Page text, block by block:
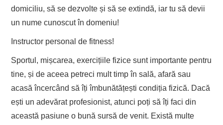
domiciliu, să se dezvolte și să se extindă, iar tu să devii
un nume cunoscut în domeniu!
Instructor personal de fitness!
Sportul, mișcarea, exercițiile fizice sunt importante pentru
tine, și de aceea petreci mult timp în sală, afară sau
acasă încercând să îți îmbunătățești condiția fizică. Dacă
ești un adevărat profesionist, atunci poți să îți faci din
această pasiune o bună sursă de venit. Există multe